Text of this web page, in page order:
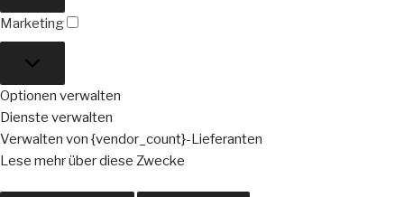
Marketing
Optionen verwalten
Dienste verwalten
Verwalten von {vendor_count}-Lieferanten
Lese mehr über diese Zwecke